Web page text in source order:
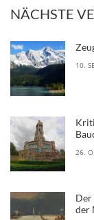
NÄCHSTE
10.
26.
Der
der